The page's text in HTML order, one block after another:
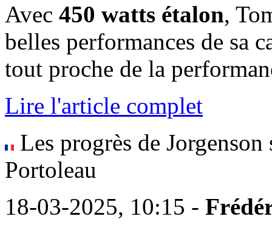
Avec 450 watts étalon,
belles performances de sa
tout proche de la
Lire l'article complet
Les progrès de
Portoleau
18-03-2025, 10:15 -